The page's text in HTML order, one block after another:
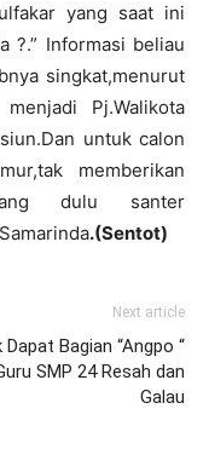
yang saat ini
?.” Informasi beliau
singkat,menurut
Pj.Walikota
untuk calon
memberikan
dulu santer
.(Sentot)
Next article
Dapat Bagian “Angpo “
SMP 24 Resah dan
Galau